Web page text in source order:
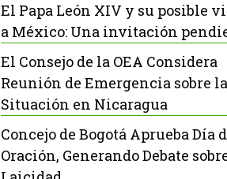
El Papa León XIV y su posible
a México: Una invitación
El Consejo de la OEA Considera
Reunión de Emergencia sobre la
Situación en Nicaragua
Concejo de Bogotá Aprueba Día
Oración, Generando Debate